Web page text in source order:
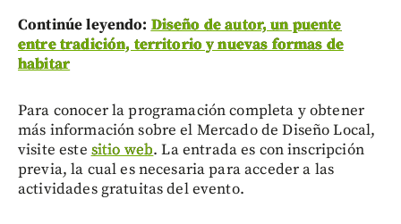
Continúe leyendo: Diseño de autor, un puente
entre tradición, territorio y nuevas formas de
habitar
Para conocer la programación completa y obtener
más información sobre el Mercado de Diseño Local,
visite este sitio web. La entrada es con inscripción
previa, la cual es necesaria para acceder a las
actividades gratuitas del evento.